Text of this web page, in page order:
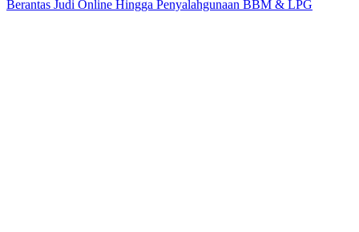
Berantas Judi Online Hingga Penyalahgunaan BBM & LPG